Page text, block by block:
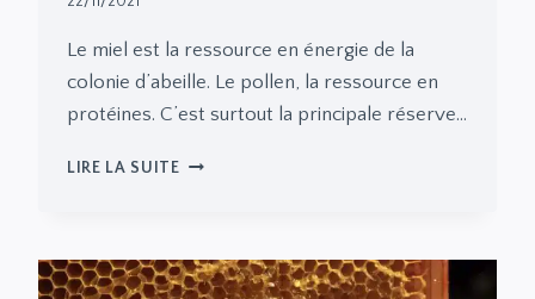
Le miel est la ressource en énergie de la
colonie d’abeille. Le pollen, la ressource en
protéines. C’est surtout la principale réserve…
LIRE LA SUITELA
PAR
LES